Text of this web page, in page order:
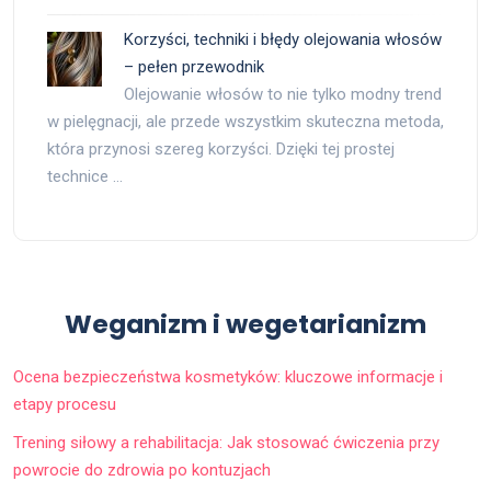
Korzyści, techniki i błędy olejowania włosów
– pełen przewodnik
Olejowanie włosów to nie tylko modny trend
w pielęgnacji, ale przede wszystkim skuteczna metoda,
która przynosi szereg korzyści. Dzięki tej prostej
technice …
Weganizm i wegetarianizm
Ocena bezpieczeństwa kosmetyków: kluczowe informacje i
etapy procesu
Trening siłowy a rehabilitacja: Jak stosować ćwiczenia przy
powrocie do zdrowia po kontuzjach